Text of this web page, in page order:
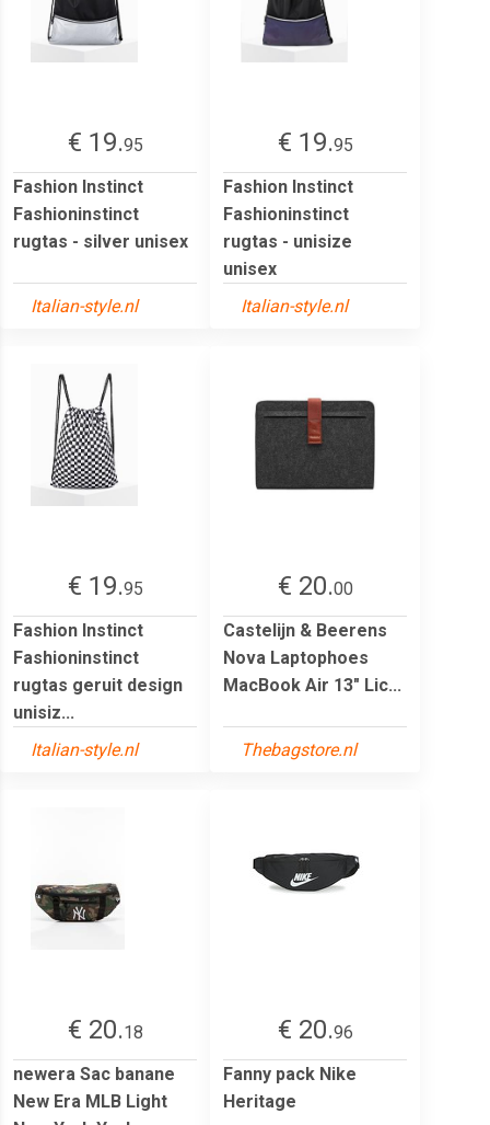
€ 19.95
Fashion Instinct
Fashioninstinct
rugtas - silver unisex
Italian-style.nl
€ 19.95
Fashion Instinct
Fashioninstinct
rugtas - unisize
unisex
Italian-style.nl
€ 19.95
Fashion Instinct
Fashioninstinct
rugtas geruit design
unisiz...
Italian-style.nl
€ 20.00
Castelijn & Beerens
Nova Laptophoes
MacBook Air 13" Lic...
Thebagstore.nl
€ 20.18
newera Sac banane
New Era MLB Light
€ 20.96
Fanny pack Nike
Heritage